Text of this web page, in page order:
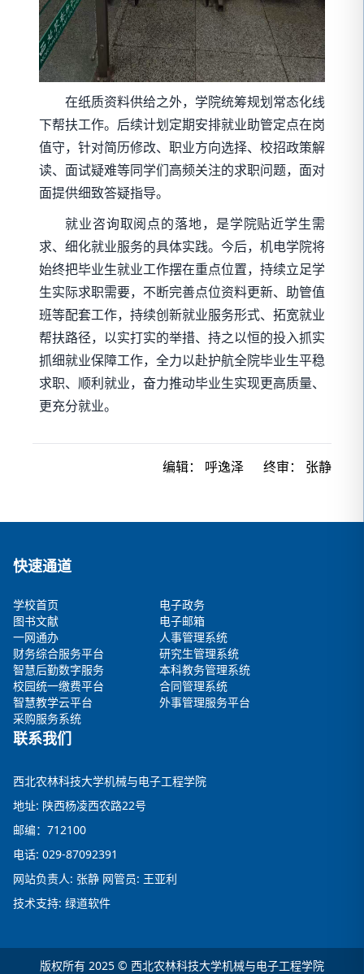
在纸质资料供给之外，学院统筹规划常态化线
下帮扶工作。后续计划定期安排就业助管定点在岗
值守，针对简历修改、职业方向选择、校招政策解
读、面试疑难等同学们高频关注的求职问题，面对
面提供细致答疑指导。
就业咨询取阅点的落地，是学院贴近学生需
求、细化就业服务的具体实践。今后，机电学院将
始终把毕业生就业工作摆在重点位置，持续立足学
生实际求职需要，不断完善点位资料更新、助管值
班等配套工作，持续创新就业服务形式、拓宽就业
帮扶路径，以实打实的举措、持之以恒的投入抓实
抓细就业保障工作，全力以赴护航全院毕业生平稳
求职、顺利就业，奋力推动毕业生实现更高质量、
更充分就业。
编辑： 呼逸泽 终审： 张静
快速通道
学校首页
电子政务
图书文献
电子邮箱
一网通办
人事管理系统
财务综合服务平台
研究生管理系统
智慧后勤数字服务
本科教务管理系统
校园统一缴费平台
合同管理系统
智慧教学云平台
外事管理服务平台
采购服务系统
联系我们
西北农林科技大学机械与电子工程学院
地址: 陕西杨凌西农路22号
邮编：712100
电话: 029-87092391
网站负责人: 张静 网管员: 王亚利
技术支持: 绿道软件
版权所有 2025 © 西北农林科技大学机械与电子工程学院